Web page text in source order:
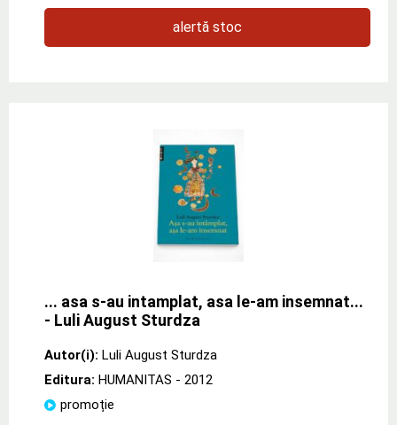
alertă stoc
... asa s-au intamplat, asa le-am insemnat...
- Luli August Sturdza
Autor(i): Luli August Sturdza
Editura: HUMANITAS - 2012
promoție